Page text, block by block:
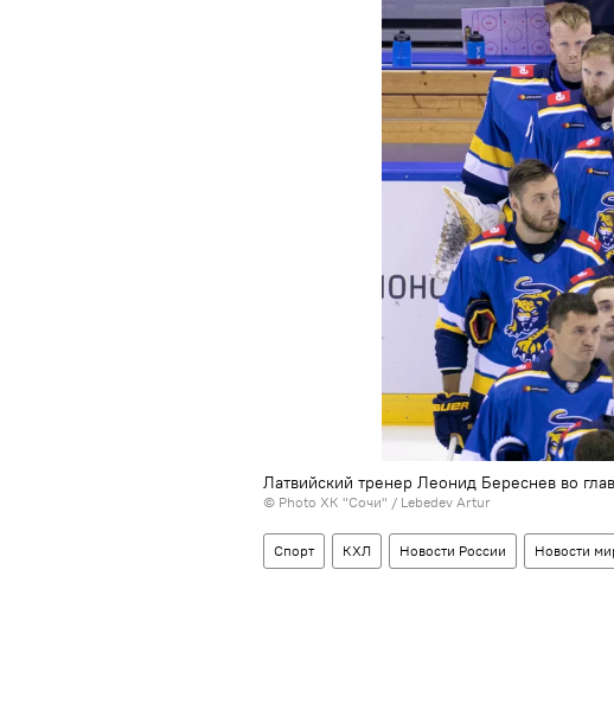
Латвийский тренер Леонид Береснев во
© Photo ХК "Сочи" / Lebedev Artur
Спорт КХЛ Новости России Новости